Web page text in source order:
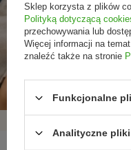
Promocje tylko dla
subskrybentów
Sklep korzysta z plików
Polityką dotyczącą
przechowywania lub
Więcej informacji na
znaleźć także na stronie
Funkcjonalne
Analityczne